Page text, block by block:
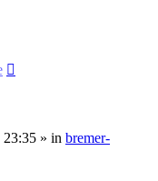
23:35 » in bremer-